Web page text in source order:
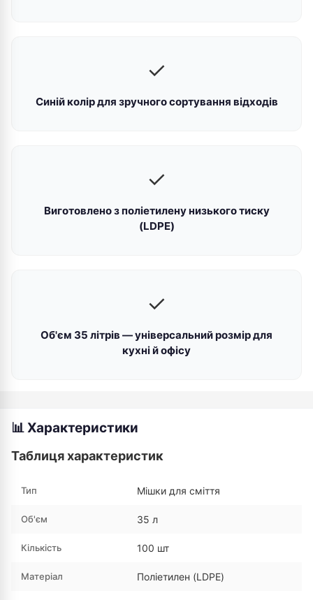
✓
Синій колір для зручного сортування відходів
✓
Виготовлено з поліетилену низького тиску
(LDPE)
✓
Об'єм 35 літрів — універсальний розмір для
кухні й офісу
📊 Характеристики
Таблиця характеристик
Тип Мішки для сміття
Об'єм 35 л
Кількість 100 шт
Матеріал Поліетилен (LDPE)